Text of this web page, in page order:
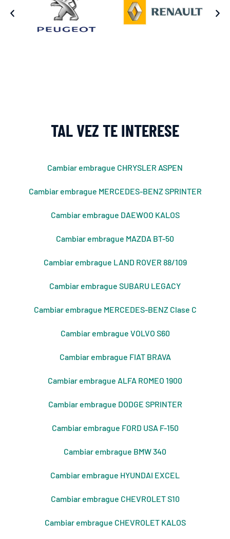
TAL VEZ TE INTERESE
Cambiar embrague CHRYSLER ASPEN
Cambiar embrague MERCEDES-BENZ SPRINTER
Cambiar embrague DAEWOO KALOS
Cambiar embrague MAZDA BT-50
Cambiar embrague LAND ROVER 88/109
Cambiar embrague SUBARU LEGACY
Cambiar embrague MERCEDES-BENZ Clase C
Cambiar embrague VOLVO S60
Cambiar embrague FIAT BRAVA
Cambiar embrague ALFA ROMEO 1900
Cambiar embrague DODGE SPRINTER
Cambiar embrague FORD USA F-150
Cambiar embrague BMW 340
Cambiar embrague HYUNDAI EXCEL
Cambiar embrague CHEVROLET S10
Cambiar embrague CHEVROLET KALOS